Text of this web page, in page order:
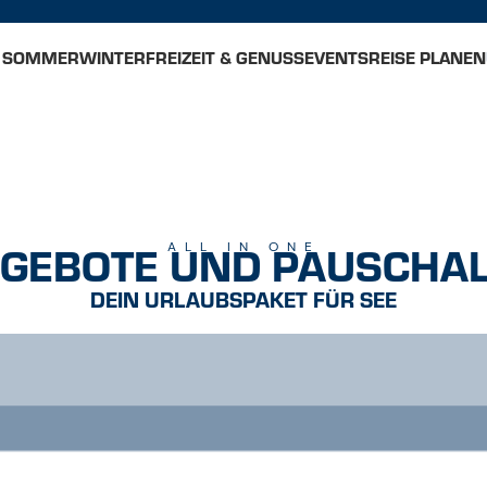
SOMMERWINTERFREIZEIT & GENUSSEVENTSREISE PLANEN
ALL IN ONE
UND
DEIN URLAUBSPAKET FÜR SEE